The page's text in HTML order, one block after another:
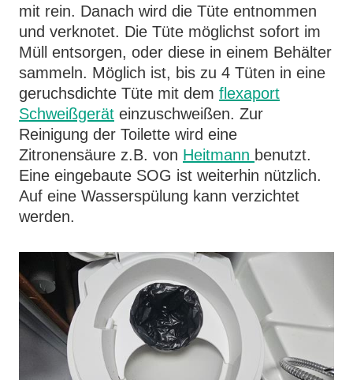
mit rein. Danach wird die Tüte entnommen
und verknotet. Die Tüte möglichst sofort im
Müll entsorgen, oder diese in einem Behälter
sammeln. Möglich ist, bis zu 4 Tüten in eine
geruchsdichte Tüte mit dem flexaport
Schweißgerät einzuschweißen. Zur
Reinigung der Toilette wird eine
Zitronensäure z.B. von Heitmann benutzt.
Eine eingebaute SOG ist weiterhin nützlich.
Auf eine Wasserspülung kann verzichtet
werden.